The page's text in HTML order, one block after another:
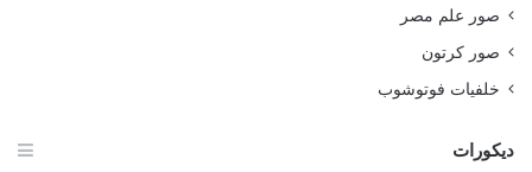
صور علم مصر
صور كرتون
خلفيات فوتوشوب
ديكورات